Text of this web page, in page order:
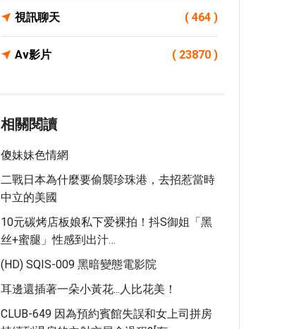
視訊聊天 ( 464 )
Av影片 ( 23870 )
相關閱讀
傻妹妹色情網
二戰日本為什麼要偷襲珍珠港，去招惹當時
中立的美國
10元碳烤店板娘私下爱裸拍！抖S御姐「黑
丝+蜜腿」性感到出汁…
(HD) SQIS-009 黑暗變態電影院
耳邊還插著一朵小黃花...人比花美！
CLUB-649 因為預約賓館失誤和女上司拼房